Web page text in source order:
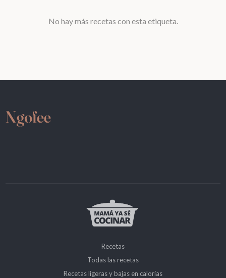
No hay más recetas con esta etiqueta.
Recetas
Todas las recetas
Recetas ligeras y bajas en calorías